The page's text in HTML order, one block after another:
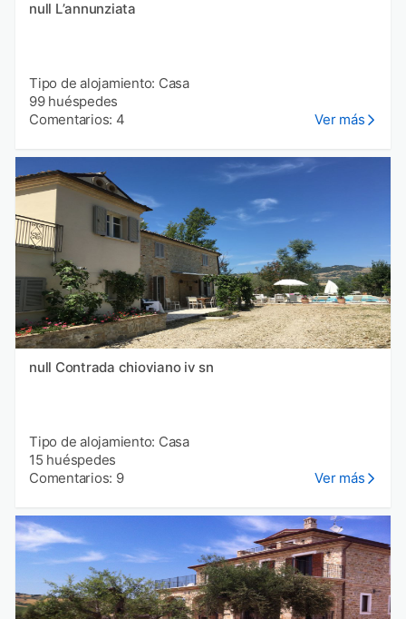
null Lʼannunziata
Tipo de alojamiento: Casa
99 huéspedes
Comentarios: 4
Ver más
null Contrada chioviano iv sn
Tipo de alojamiento: Casa
15 huéspedes
Comentarios: 9
Ver más